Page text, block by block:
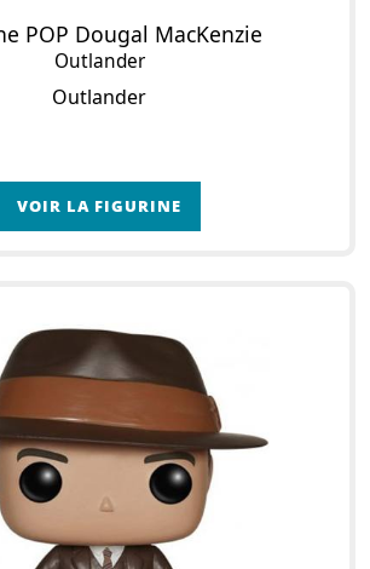
POP Dougal MacKenzie
Outlander
Outlander
VOIR LA FIGURINE